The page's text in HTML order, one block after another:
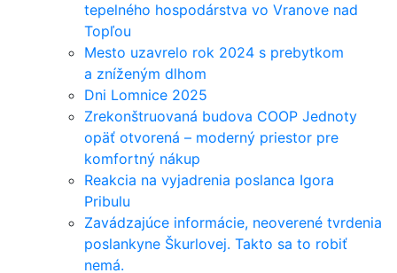
tepelného hospodárstva vo Vranove nad
Topľou
Mesto uzavrelo rok 2024 s prebytkom
a zníženým dlhom
Dni Lomnice 2025
Zrekonštruovaná budova COOP Jednoty
opäť otvorená – moderný priestor pre
komfortný nákup
Reakcia na vyjadrenia poslanca Igora
Pribulu
Zavádzajúce informácie, neoverené tvrdenia
poslankyne Škurlovej. Takto sa to robiť
nemá.